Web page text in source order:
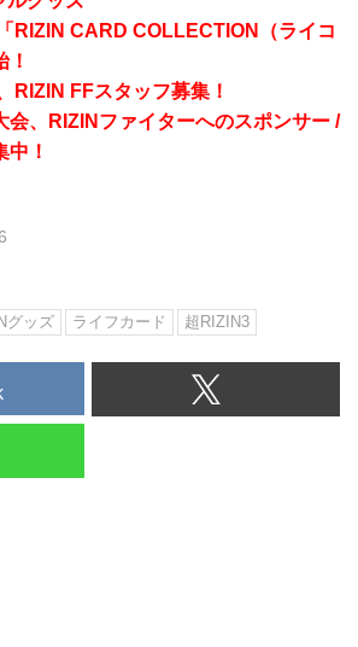
RIZIN CARD COLLECTION（ライコ
！
FFスタッフ募集！
、RIZINファイターへのスポンサー /
！
グッズ ライフカード 超RIZIN3